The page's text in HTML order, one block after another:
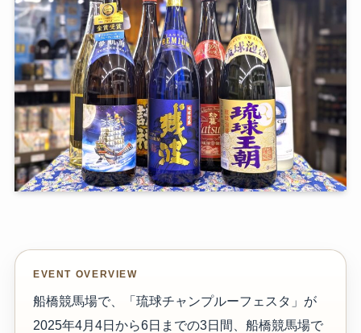
EVENT OVERVIEW
船橋競馬場で、「琉球チャンプルーフェスタ」が
2025年4月4日から6日までの3日間、船橋競馬場で